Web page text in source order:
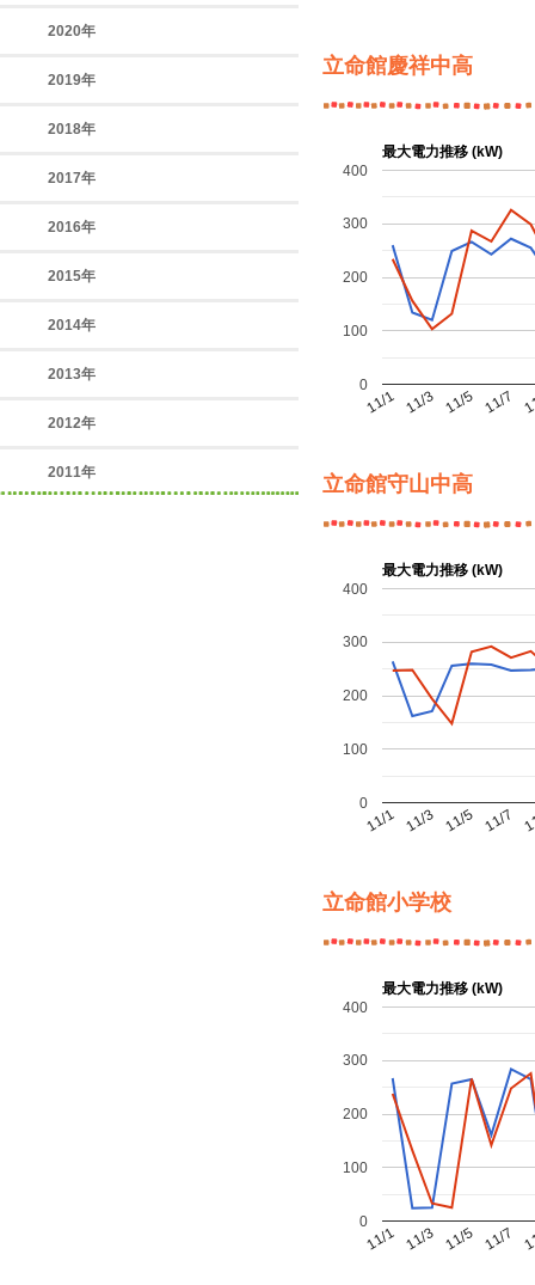
立命館慶祥中高
最大電力推移 (kW)
11/1 11/3 11/5 11/7
0
100
200
300
400
立命館守山中高
最大電力推移 (kW)
11/1 11/3 11/5 11/7
0
100
200
300
400
立命館小学校
最大電力推移 (kW)
11/1 11/3 11/5 11/7
0
100
200
300
400
2020年
2019年
2018年
2017年
2016年
2015年
2014年
2013年
2012年
2011年